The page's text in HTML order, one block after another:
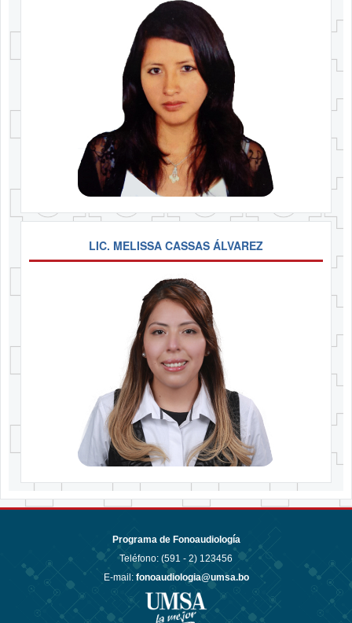
LIC. MELISSA CASSAS ÁLVAREZ
Programa de Fonoaudiología
Teléfono: (591 - 2) 123456
E-mail: fonoaudiologia@umsa.bo